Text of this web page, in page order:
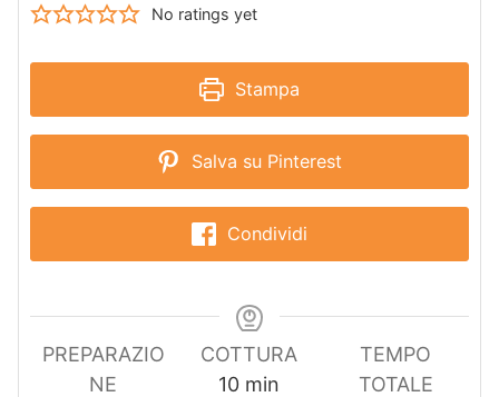
No ratings yet
Stampa
Salva su Pinterest
Condividi
PREPARAZIO
NE
COTTURA
10mmin
TEMPO
TOTALE